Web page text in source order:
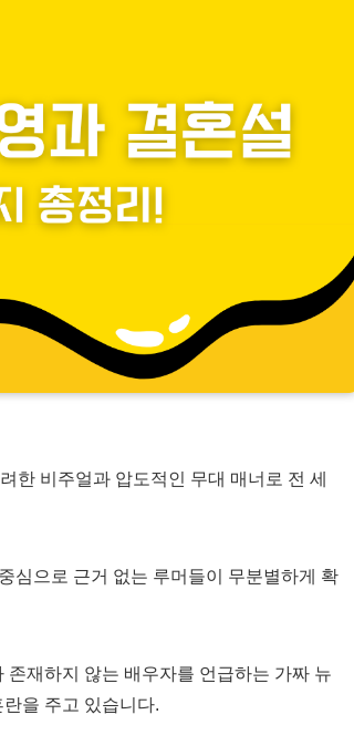
한 비주얼과 압도적인 무대 매너로 전 세
심으로 근거 없는 루머들이 무분별하게 확
재하지 않는 배우자를 언급하는 가짜 뉴
을 주고 있습니다.